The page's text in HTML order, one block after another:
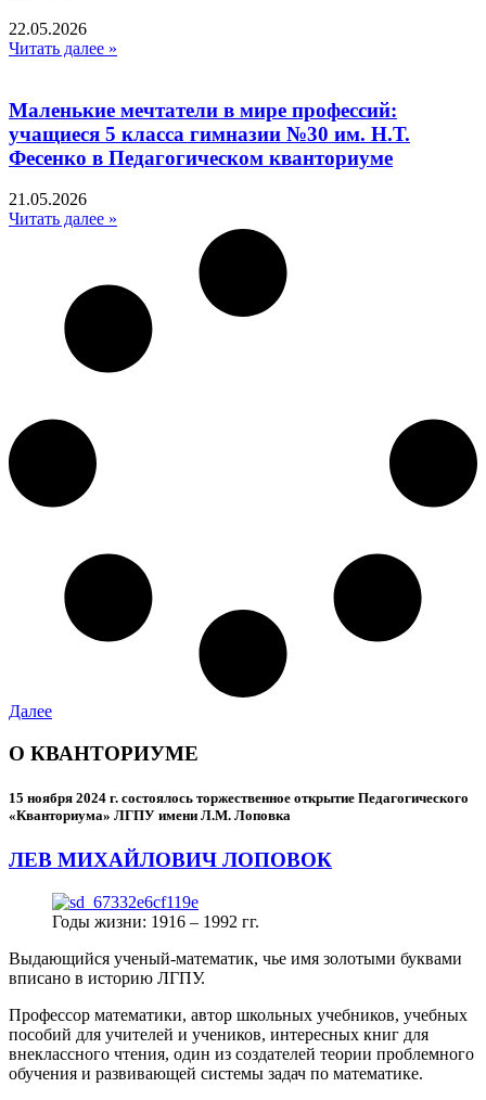
22.05.2026
Читать далее »
Маленькие мечтатели в мире профессий:
учащиеся 5 класса гимназии №30 им. Н.Т.
Фесенко в Педагогическом кванториуме
21.05.2026
Читать далее »
Далее
О КВАНТОРИУМЕ
15 ноября 2024 г. состоялось торжественное открытие Педагогического
«Кванториума» ЛГПУ имени Л.М. Лоповка
ЛЕВ МИХАЙЛОВИЧ ЛОПОВОК
Годы жизни: 1916 – 1992 гг.
Выдающийся ученый-математик, чье имя золотыми буквами
вписано в историю ЛГПУ.
Профессор математики, автор школьных учебников, учебных
пособий для учителей и учеников, интересных книг для
внеклассного чтения, один из создателей теории проблемного
обучения и развивающей системы задач по математике.